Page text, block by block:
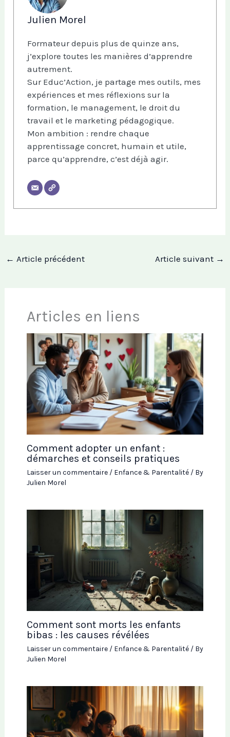
Julien Morel
Formateur depuis plus de quinze ans,
j’explore toutes les manières d’apprendre
autrement.
Sur Educ’Action, je partage mes outils, mes
expériences et mes réflexions sur la
formation, le management, le droit du
travail et le marketing pédagogique.
Mon ambition : rendre chaque
apprentissage concret, humain et utile,
parce qu’apprendre, c’est déjà agir.
← Article précédent Article suivant →
Articles en liens
Comment adopter un enfant :
démarches et conseils pratiques
Laisser un commentaire / Enfance & Parentalité/ By
Julien Morel
Comment sont morts les enfants
bibas : les causes révélées
Laisser un commentaire / Enfance & Parentalité/ By
Julien Morel